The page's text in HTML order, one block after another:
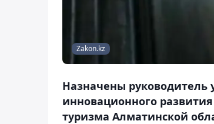
Zakon.kz
Назначены руководитель
инновационного
туризма Алматинской